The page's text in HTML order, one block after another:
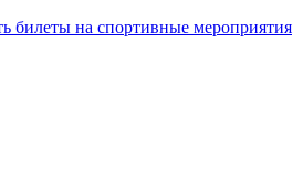
билеты на спортивные мероприятия